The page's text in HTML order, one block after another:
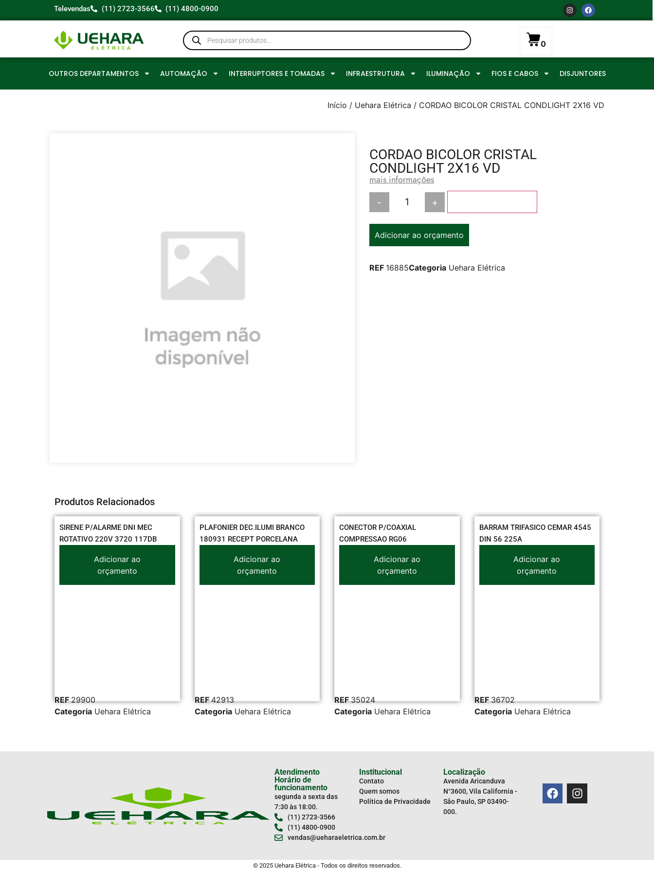
Televendas (11) 2723-3566 (11) 4800-0900
0
OUTROS DEPARTAMENTOS AUTOMAÇÃO INTERRUPTORES E TOMADAS INFRAESTRUTURA ILUMINAÇÃO FIOS E CABOS DISJUNTORES
Início / Uehara Elétrica / CORDAO BICOLOR CRISTAL CONDLIGHT 2X16 VD
CORDAO BICOLOR CRISTAL
CONDLIGHT 2X16 VD
mais informações
- +
Adicionar ao orçamento
REF 16885Categoria Uehara Elétrica
Produtos Relacionados
SIRENE P/ALARME DNI MEC
ROTATIVO 220V 3720 117DB
Adicionar ao
orçamento
REF29900
Categoria Uehara Elétrica
PLAFONIER DEC.ILUMI BRANCO
180931 RECEPT PORCELANA
Adicionar ao
orçamento
REF42913
Categoria Uehara Elétrica
CONECTOR P/COAXIAL
COMPRESSAO RG06
Adicionar ao
orçamento
REF35024
Categoria Uehara Elétrica
BARRAM TRIFASICO CEMAR 4545
DIN 56 225A
Adicionar ao
orçamento
REF36702
Categoria Uehara Elétrica
Atendimento
Horário de
funcionamento
segunda a sexta das
7:30 às 18:00.
(11) 2723-3566
(11) 4800-0900
vendas@ueharaeletrica.com.br
Institucional
Contato
Quem somos
Política de Privacidade
Localização
Avenida Aricanduva
N°3600, Vila California -
São Paulo, SP 03490-
000.
© 2025 Uehara Elétrica - Todos os direitos reservados.